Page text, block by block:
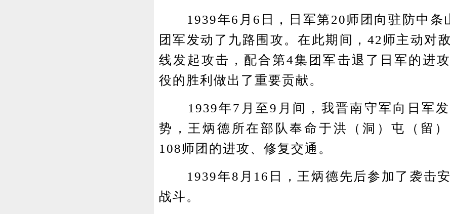
1939年6月6日，日军第20师团向驻防中条
团军发动了九路围攻。在此期间，42师主动对
线发起攻击，配合第4集团军击退了日军的进
役的胜利做出了重要贡献。
1939年7月至9月间，我晋南守军向日军发
势，王炳德所在部队奉命于洪（洞）屯（留
108师团的进攻、修复交通。
1939年8月16日，王炳德先后参加了袭击安
战斗。